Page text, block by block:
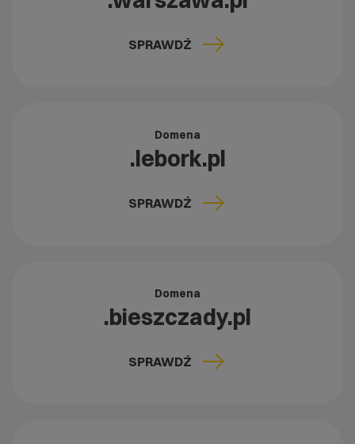
SPRAWDŹ
Domena
.lebork.pl
SPRAWDŹ
Domena
.bieszczady.pl
SPRAWDŹ